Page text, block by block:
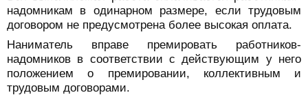
надомникам в одинарном размере, если трудовым
договором не предусмотрена более высокая оплата.
Наниматель вправе премировать работников-
надомников в соответствии с действующим у него
положением о премировании, коллективным и
трудовым договорами.